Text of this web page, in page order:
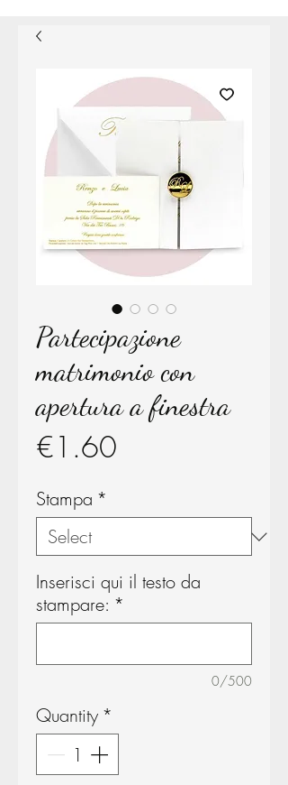
Partecipazione
matrimonio con
apertura a finestra
€1.60
Stampa *
Inserisci qui il testo da
stampare: *
0/500
Quantity *